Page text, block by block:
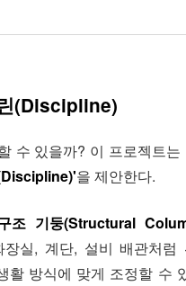
(Discipline)
수 있을까? 이 프로젝트
을 제안한다.
조 기둥(Structural
장실, 계단, 설비 배관처
방식에 맞게 조정할 수